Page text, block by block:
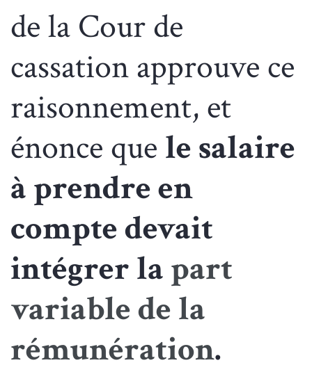
de la Cour de
cassation approuve ce
raisonnement, et
énonce que le salaire
à prendre en
compte devait
intégrer lapart
variable de la
rémunération.